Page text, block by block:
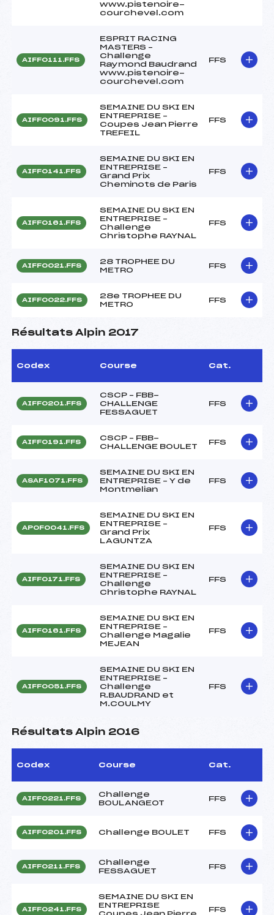
www.pistenoire-
courchevel.com
AIFF0111.FFS
ESPRIT RACING
MASTERS –
Challenge
Raymond Baudrand
www.pistenoire-
courchevel.com
FFS
AIFF0091.FFS
SEMAINE DU SKI EN
ENTREPRISE –
Coupes Jean Pierre
TREFEIL
FFS
AIFF0141.FFS
SEMAINE DU SKI EN
ENTREPRISE –
Grand Prix
Cheminots de Paris
FFS
AIFF0161.FFS
SEMAINE DU SKI EN
ENTREPRISE –
Challenge
Christophe RAYNAL
FFS
AIFF0021.FFS
28 TROPHEE DU
METRO
FFS
AIFF0022.FFS
28e TROPHEE DU
METRO
FFS
Résultats Alpin 2017
Codex Course Cat.
AIFF0201.FFS
CSCP – FBB-
CHALLENGE
FESSAGUET
FFS
AIFF0191.FFS
CSCP – FBB-
CHALLENGE BOULET
FFS
ASAF1071.FFS
SEMAINE DU SKI EN
ENTREPRISE – Y de
Montmelian
FFS
APOF0041.FFS
SEMAINE DU SKI EN
ENTREPRISE –
Grand Prix
LAGUNTZA
FFS
AIFF0171.FFS
SEMAINE DU SKI EN
ENTREPRISE –
Challenge
Christophe RAYNAL
FFS
AIFF0161.FFS
SEMAINE DU SKI EN
ENTREPRISE –
Challenge Magalie
MEJEAN
FFS
AIFF0051.FFS
SEMAINE DU SKI EN
ENTREPRISE –
Challenge
R.BAUDRAND et
M.COULMY
FFS
Résultats Alpin 2016
Codex Course Cat.
AIFF0221.FFS
Challenge
BOULANGEOT
FFS
AIFF0201.FFS Challenge BOULET FFS
AIFF0211.FFS
Challenge
FESSAGUET
FFS
AIFF0241.FFS
SEMAINE DU SKI EN
ENTREPRISE
Coupes Jean Pierre
FFS